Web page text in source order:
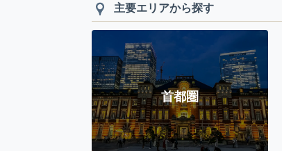
主要エリアから探す
首都圏